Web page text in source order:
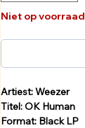
Niet op voorraad
Artiest: Weezer
Titel: OK Human
Format: Black LP